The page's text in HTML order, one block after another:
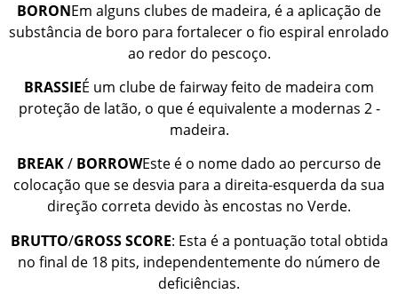
BORONEm alguns clubes de madeira, é a aplicação de
substância de boro para fortalecer o fio espiral enrolado
ao redor do pescoço.
BRASSIEÉ um clube de fairway feito de madeira com
proteção de latão, o que é equivalente a modernas 2 -
madeira.
BREAK/ BORROWEste é o nome dado ao percurso de
colocação que se desvia para a direita-esquerda da sua
direção correta devido às encostas no Verde.
BRUTTO/GROSS SCORE: Esta é a pontuação total obtida
no final de 18 pits, independentemente do número de
deficiências.